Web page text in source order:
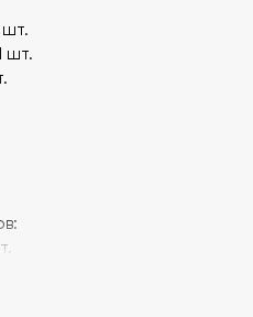
шт.
шт.
шт.